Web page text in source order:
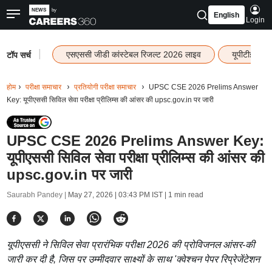
English
Login
टॉप सर्च एसएससी जीडी कांस्टेबल रिजल्ट 2026 लाइव यूपीटीईटी
होम परीक्षा समाचार प्रतियोगी परीक्षा समाचार
UPSC CSE 2026 Prelims Answer
Key: यूपीएससी सिविल सेवा परीक्षा प्रीलिम्स की आंसर की upsc.gov.in पर जारी
UPSC CSE 2026 Prelims Answer Key:
यूपीएससी सिविल सेवा परीक्षा प्रीलिम्स की आंसर की
upsc.gov.in पर जारी
Saurabh Pandey | May 27, 2026 | 03:43 PM IST| 1 min read
यूपीएससी ने सिविल सेवा प्रारंभिक परीक्षा 2026 की प्रोविजनल आंसर-की
जारी कर दी है, जिस पर उम्मीदवार साक्ष्यों के साथ 'क्वेश्चन पेपर रिप्रेजेंटेशन